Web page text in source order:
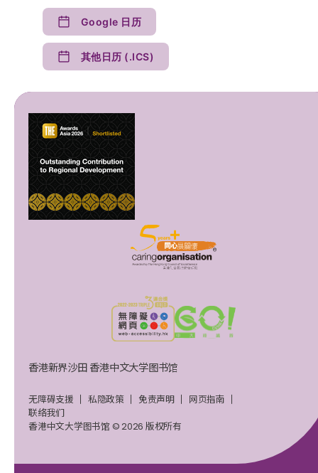
Google 日历
其他日历 (.ICS)
香港新界沙田 香港中文大学图书馆
无障碍支援 私隐政策 免责声明
网页指南
联络我们
香港中文大学图书馆 © 2026 版权所有